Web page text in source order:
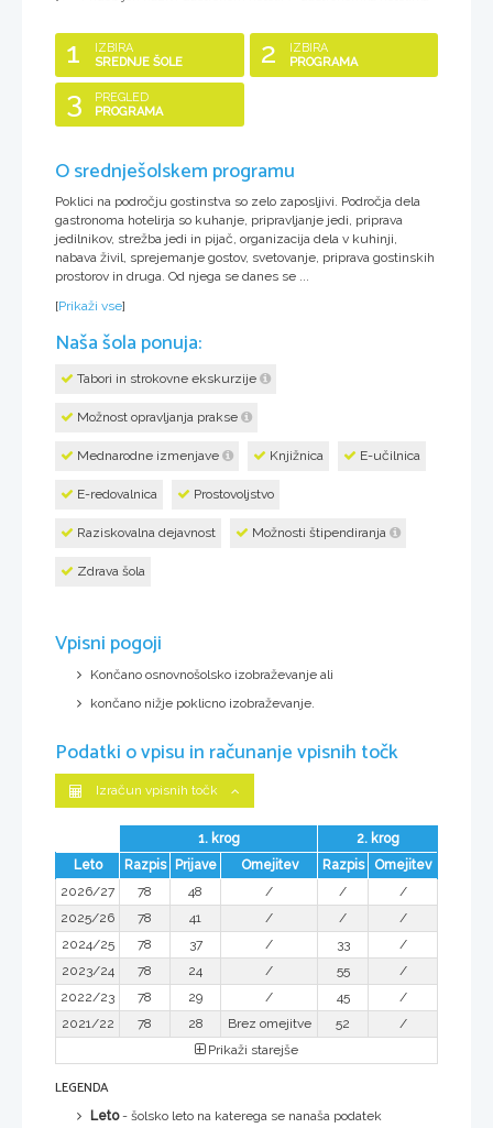
1
IZBIRA
SREDNJE ŠOLE
2
IZBIRA
PROGRAMA
3
PREGLED
PROGRAMA
O srednješolskem programu
Poklici na področju gostinstva so zelo zaposljivi. Področja dela
gastronoma hotelirja so kuhanje, pripravljanje jedi, priprava
jedilnikov, strežba jedi in pijač, organizacija dela v kuhinji,
nabava živil, sprejemanje gostov, svetovanje, priprava gostinskih
prostorov in druga. Od njega se danes se ...
[Prikaži vse]
Naša šola ponuja:
Tabori in strokovne ekskurzije
Možnost opravljanja prakse
Mednarodne izmenjave Knjižnica E-učilnica
E-redovalnica Prostovoljstvo
Raziskovalna dejavnost Možnosti štipendiranja
Zdrava šola
Vpisni pogoji
Končano osnovnošolsko izobraževanje ali
končano nižje poklicno izobraževanje.
Podatki o vpisu in računanje vpisnih točk
Izračun vpisnih točk
1. krog
2. krog
Leto
Razpis Prijave Omejitev Razpis
Omejitev
2026/27
78 48 / /
/
2025/26
78 41 / /
/
2024/25
78 37 / 33
/
2023/24
78 24 / 55
/
2022/23
78 29 / 45
/
2021/22
78 28 Brez omejitve 52
/
Prikaži starejše
LEGENDA
Leto- šolsko leto na katerega se nanaša podatek